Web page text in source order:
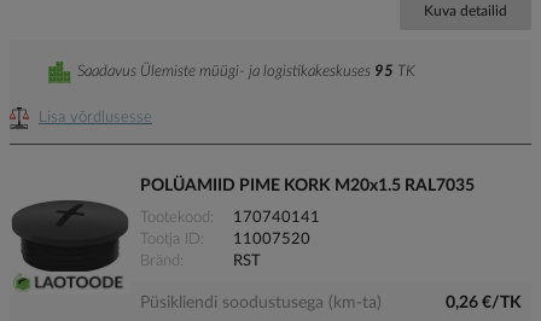
Kuva detailid
Lisa võrdlusesse
Saadavus Ülemiste müügi- ja logistikakeskuses 95 TK
POLÜAMIID PIME KORK M20x1.5 RAL7035
Tootekood
170740141
Tootja ID
11007520
Bränd
RST
Püsikliendi soodustusega (km-ta) 0,26 €/TK